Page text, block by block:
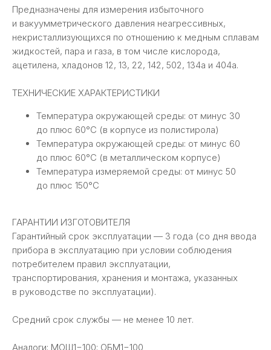
Предназначены для измерения избыточного
и вакуумметрического давления неагрессивных,
некристаллизующихся по отношению к медным сплавам
жидкостей, пара и газа, в том числе кислорода,
ацетилена, хладонов 12, 13, 22, 142, 502, 134a и 404а.
ТЕХНИЧЕСКИЕ ХАРАКТЕРИСТИКИ
Температура окружающей среды: от минус 30
до плюс 60°C (в корпусе из полистирола)
Температура окружающей среды: от минус 60
до плюс 60°C (в металлическом корпусе)
Температура измеряемой среды: от минус 50
до плюс 150°С
ГАРАНТИИ ИЗГОТОВИТЕЛЯ
Гарантийный срок эксплуатации — 3 года (со дня ввода
прибора в эксплуатацию при условии соблюдения
потребителем правил эксплуатации,
транспортирования, хранения и монтажа, указанных
в руководстве по эксплуатации).
Средний срок службы — не менее 10 лет.
Аналоги: МОШ1−100; ОБМ1−100